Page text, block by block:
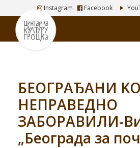
Instagram Facebook
БЕОГРАЂАНИ
НЕПРАВЕДНО
ЗАБОРАВИЛИ-
„Београда за